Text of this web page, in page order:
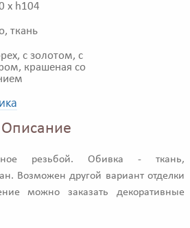
x h104
ткань
с золотом, с
крашеная со
Описание
резьбой. Обивка - ткань,
Возможен другой вариант отделки
можно заказать декоративные